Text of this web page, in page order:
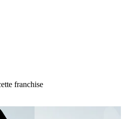
franchise